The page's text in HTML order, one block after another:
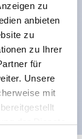
zu
anbieten
zu
zu Ihrer
für
Unsere
mit
2-Aktions-